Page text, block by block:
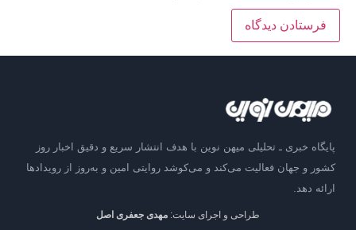
پایگاه خبری ـ تحلیلی میهن نوین با هدف انتشار سریع و دقیق اخبار روز
کشور و جهان فعالیت می‌کند و می‌کوشد روایتی امین و به‌روز از رویدادها
ارائه دهد.
طراحی و اجرای سایت: مهدی جعفری اصل